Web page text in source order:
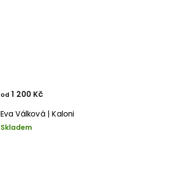
Eva Válková | Kaloni
Skladem
od 1 200 Kč